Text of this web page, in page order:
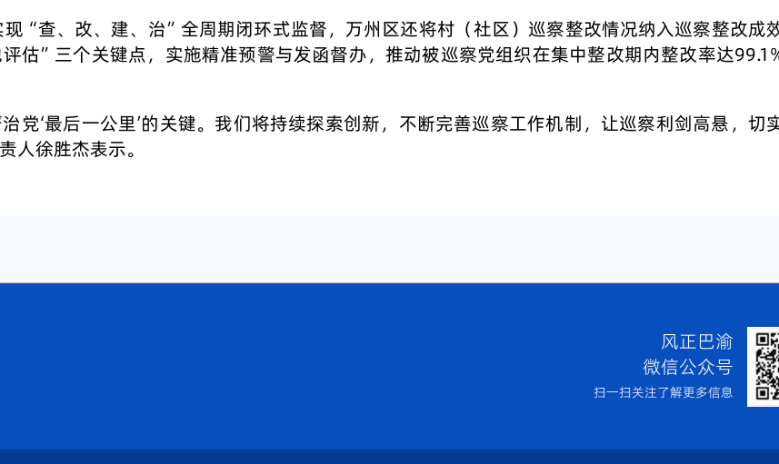
“查、改、建、治”全周期闭环式监督，万州区还将村（社区）巡察整改情况纳入巡察整改成
估”三个关键点，实施精准预警与发函督办，推动被巡察党组织在集中整改期内整改率达
党‘最后一公里’的关键。我们将持续探索创新，不断完善巡察工作机制，让巡察利剑高悬，切
人徐胜杰表示。
风正巴渝
微信公众号
扫一扫关注了解更多信息